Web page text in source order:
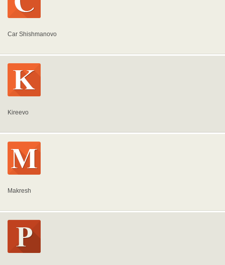
Car Shishmanovo
Kireevo
Makresh